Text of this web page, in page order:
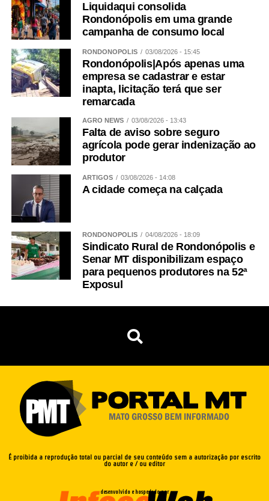
Liquidaqui consolida
Rondonópolis em uma grande
campanha de consumo local
RONDONÓPOLIS 03/08/2026 - 15:45
Rondonópolis|Após apenas uma
empresa se cadastrar e estar
inapta, licitação terá que ser
remarcada
AGRO NEWS 03/08/2026 - 13:43
Falta de aviso sobre seguro
agrícola pode gerar indenização ao
produtor
ARTIGOS 03/08/2026 - 14:08
A cidade começa na calçada
RONDONÓPOLIS 04/08/2026 - 18:09
Sindicato Rural de Rondonópolis e
Senar MT disponibilizam espaço
para pequenos produtores na 52ª
Exposul
É proibida a reprodução total ou parcial de seu conteúdo sem a autorização por escrito
do autor e / ou editor
desenvolvido e hospedado por